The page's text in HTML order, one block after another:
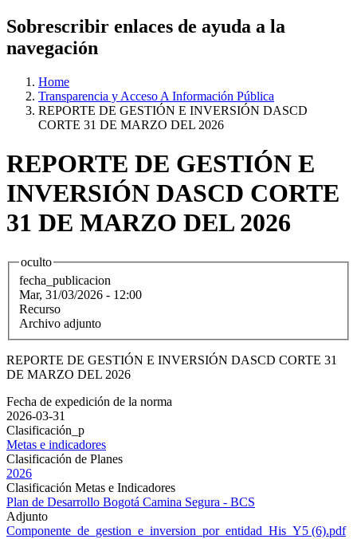
Sobrescribir enlaces de ayuda a la
navegación
Home
Transparencia y Acceso A Información Pública
REPORTE DE GESTIÓN E INVERSIÓN DASCD
CORTE 31 DE MARZO DEL 2026
REPORTE DE GESTIÓN E
INVERSIÓN DASCD CORTE
31 DE MARZO DEL 2026
oculto
fecha_publicacion
Mar, 31/03/2026 - 12:00
Recurso
Archivo adjunto
REPORTE DE GESTIÓN E INVERSIÓN DASCD CORTE 31
DE MARZO DEL 2026
Fecha de expedición de la norma
2026-03-31
Clasificación_p
Metas e indicadores
Clasificación de Planes
2026
Clasificación Metas e Indicadores
Plan de Desarrollo Bogotá Camina Segura - BCS
Adjunto
Componente_de_gestion_e_inversion_por_entidad_His_Y5 (6).pdf